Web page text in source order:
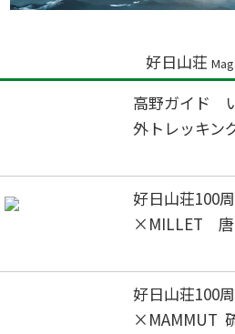
好日山荘
高野ガイド
外トレッキ
好日山荘100
×MILLET 唐
好日山荘100
×MAMMUT